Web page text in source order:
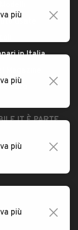
usate
in Italia
auto
È PARTE
più
più
più
più